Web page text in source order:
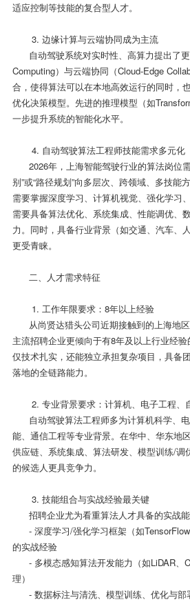
适应控制等技能的复合型人才。
3. 边缘计算与云端协同成为主流
自动驾驶系统对实时性、高算力提出了
Computing）与云端协同（Cloud-Edge
合，使得算法可以在本地高效运行的同时，
优化决策模型。先进的推理模型（如
一步提升系统的智能化水平。
4. 自动驾驶算法工程师技能需求多元化
2026年，上海智能驾驶行业的算法岗位
别”或“路径规划”向多层次、跨领域、多技能
需要掌握深度学习、计算机视觉、强化学习
需要具备算法优化、系统集成、性能调优、
力。同时，具备行业背景（如交通、汽车、
更受青睐。
二、人才需求特征
1. 工作年限要求：8年以上经验
从尚贤达猎头公司近期接触到的上海地
主流招聘企业更倾向于有8年及以上行业经
仅技术扎实，还能独立承担复杂项目，具备
落地的全链路能力。
2. 专业背景要求：计算机、电子工程、
自动驾驶算法工程师多为计算机科学、
能、通信工程等专业背景。在华中、华东地
供应链、系统集成、算法研发、模型训练/调
的候选人更具竞争力。
3. 技能组合与实战经验最关键
招聘企业尤为看重算法人才具备的实战能
- 深度学习/强化学习框架（如
的实战经验
- 多模态感知算法开发能力（如LiDAR、
理）
- 数据标注与清洗、模型训练、优化与部